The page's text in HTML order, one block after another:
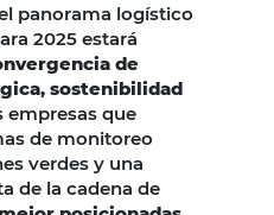
panorama logístico
2025 estará
de
sostenibilidad
empresas que
de monitoreo
verdes y una
de la cadena de